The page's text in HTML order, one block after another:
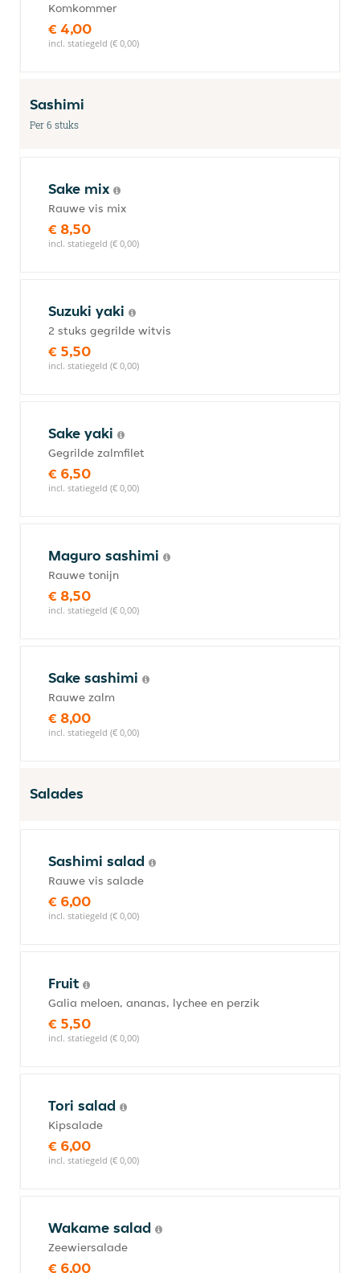
Komkommer
€ 4,00
incl. statiegeld (€ 0,00)
Sashimi
Per 6 stuks
Sake mix
Rauwe vis mix
€ 8,50
incl. statiegeld (€ 0,00)
Suzuki yaki
2 stuks gegrilde witvis
€ 5,50
incl. statiegeld (€ 0,00)
Sake yaki
Gegrilde zalmfilet
€ 6,50
incl. statiegeld (€ 0,00)
Maguro sashimi
Rauwe tonijn
€ 8,50
incl. statiegeld (€ 0,00)
Sake sashimi
Rauwe zalm
€ 8,00
incl. statiegeld (€ 0,00)
Salades
Sashimi salad
Rauwe vis salade
€ 6,00
incl. statiegeld (€ 0,00)
Fruit
Galia meloen, ananas, lychee en perzik
€ 5,50
incl. statiegeld (€ 0,00)
Tori salad
Kipsalade
€ 6,00
incl. statiegeld (€ 0,00)
Wakame salad
Zeewiersalade
€ 6,00